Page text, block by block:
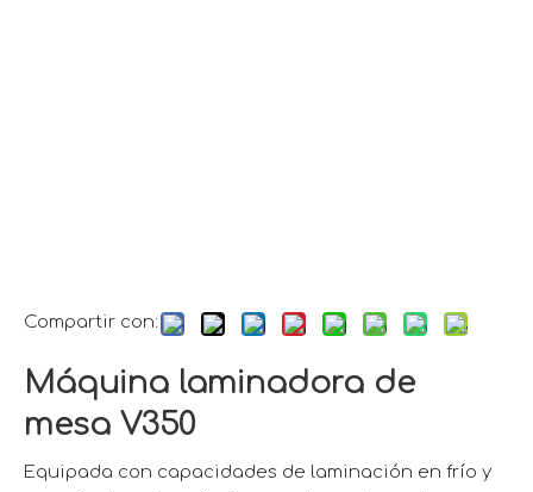
Compartir con:
Máquina laminadora de
mesa V350
Equipada con capacidades de laminación en frío y